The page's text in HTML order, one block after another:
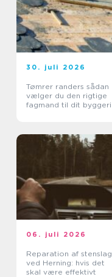
30. juli 2026
Tømrer randers sådan
vælger du den rigtige
fagmand til dit byggeri
06. juli 2026
Reparation af stenslag
ved Herning: hvis det
skal være effektivt